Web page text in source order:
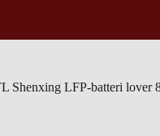
Shenxing LFP-batteri lover